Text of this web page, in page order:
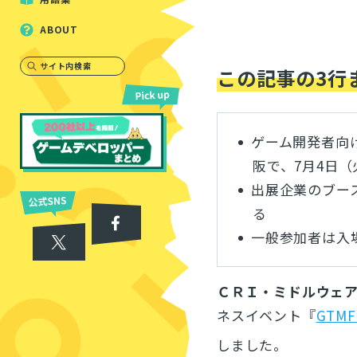
ABOUT
サイト内検索 この記事の3行
ゲーム開発者向
阪で、7月4日
出展企業のブー
る
一般参加者は入
ＣＲＩ・ミドルウェ
ネスイベント『
しました。